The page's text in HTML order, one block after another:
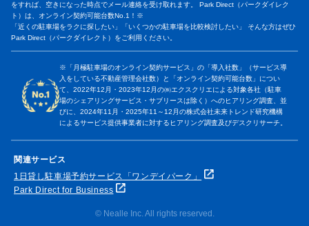
をすれば、空きになった時点でメール連絡を受け取れます。 Park Direct（パークダイレク
ト）は、オンライン契約可能台数No.1！※
「近くの駐車場をラクに探したい」「いくつかの駐車場を比較検討したい」 そんな方はぜひ
Park Direct（パークダイレクト）をご利用ください。
※「月極駐車場のオンライン契約サービス」の「導入社数」（サービス導
入をしている不動産管理会社数）と「オンライン契約可能台数」につい
て、2022年12月・2023年12月の㈱エクスクリエによる対象各社（駐車
場のシェアリングサービス・サブリースは除く）へのヒアリング調査、並
びに、2024年11月・2025年11～12月の株式会社未来トレンド研究機構
によるサービス提供事業者に対するヒアリング調査及びデスクリサーチ。
関連サービス
1日貸し駐車場予約サービス「ワンデイパーク」
Park Direct for Business
© Nealle Inc. All rights reserved.